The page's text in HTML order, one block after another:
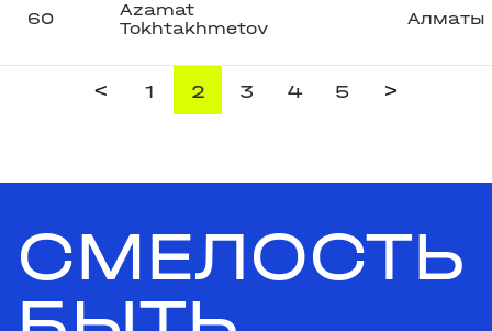
60
Azamat
Tokhtakhmetov
Алматы
< 1 2 3 4 5 >
СМЕЛОСТЬ